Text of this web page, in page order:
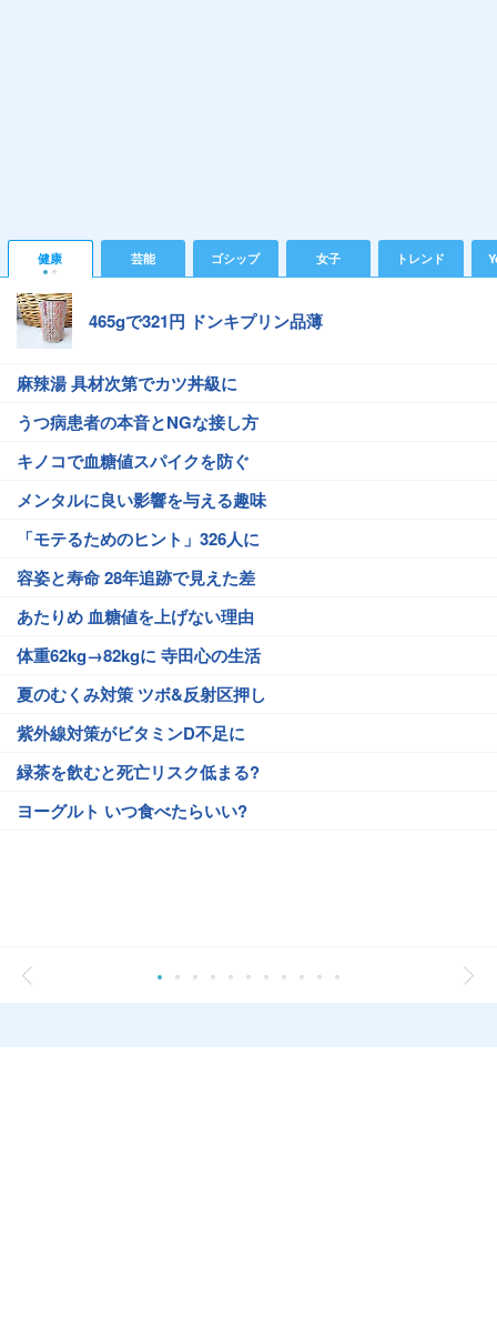
健康 芸能 ゴシップ 女子 トレンド
465gで321円 ドンキプリン品薄
麻辣湯 具材次第でカツ丼級に
うつ病患者の本音とNGな接し方
キノコで血糖値スパイクを防ぐ
メンタルに良い影響を与える趣味
「モテるためのヒント」326人に
容姿と寿命 28年追跡で見えた差
あたりめ 血糖値を上げない理由
体重62kg→82kgに 寺田心の生活
夏のむくみ対策 ツボ&反射区押し
紫外線対策がビタミンD不足に
緑茶を飲むと死亡リスク低まる?
ヨーグルト いつ食べたらいい?